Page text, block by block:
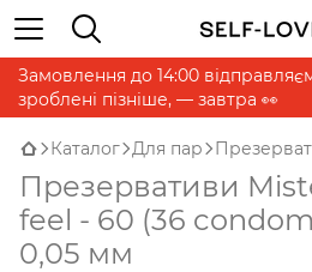
Замовлення до 14:00
зроблені пізніше, — завтра 👀
Каталог Для пар
Презервативи
feel - 60 (36
0,05 мм